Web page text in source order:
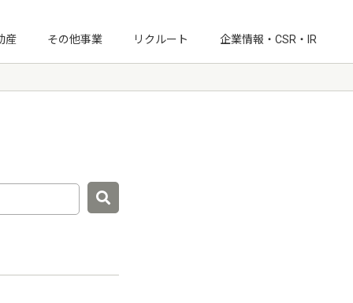
産 その他事業 リクルート 企業情報・CSR・IR